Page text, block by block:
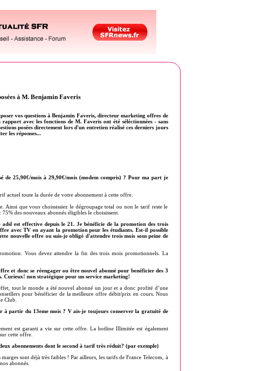
à M. Benjamin Faveris
vos questions à Benjamin Faveris, directeur marketing offres de
avec les fonctions de M. Faveris ont été séléctionnées - sans
posées directement lors d'un entretien réalisé ces derniers jours
les réponses...
de 25,90€/mois à 29,90€/mois (modem compris) ? Pour ma part je
actuel toute la durée de votre abonnement à cette offre.
que vous choississiez le dégroupage total ou non le tarif reste le
des nouveaux abonnés éligibles le choisissent.
est effective depuis le 21. Je bénéficie de la promotion des trois
avec TV en ayant la promotion pour les étudiants. Est-il possible
nouvelle offre ou suis-je obligé d'attendre trois mois sous peine de
Vous devez attendre la fin des trois mois promotionnels. La
et donc se réengager ou être nouvel abonné pour benéficier des 3
Curieux! non stratégique pour un service marketing!
tout le monde a été nouvel abonné un jour et a donc profité d’une
pour bénéficier de la meilleure offre débit/prix en cours. Nous
Club.
à partir du 13eme mois ? V ais-je toujours conserver la gratuité de
est garanti a vie sur cette offre. La hotline Illimitée est également
cette offre.
abonnements dont le second à tarif très réduit? (par exemple)
sont déjà très faibles ! Par ailleurs, les tarifs de France Telecom, à
abonnés.